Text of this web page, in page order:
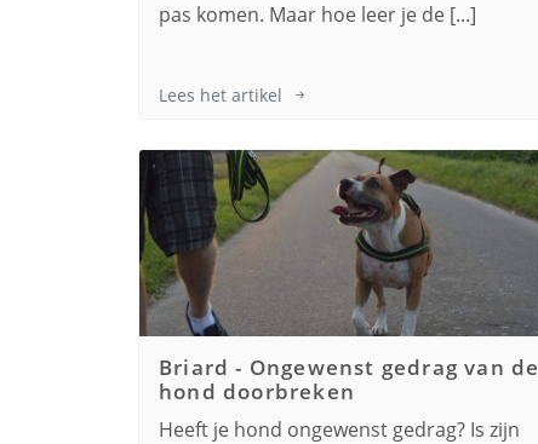
pas komen. Maar hoe leer je de [...]
Lees het artikel
Briard - Ongewenst gedrag van de
hond doorbreken
Heeft je hond ongewenst gedrag? Is zijn